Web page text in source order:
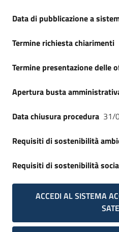
Data di pubblicazione a
Termine richiesta chiarimenti
Termine presentazione delle
Apertura busta
Data chiusura procedura 31/
Requisiti di sostenibilità
Requisiti di sostenibilità
ACCEDI AL SISTEMA